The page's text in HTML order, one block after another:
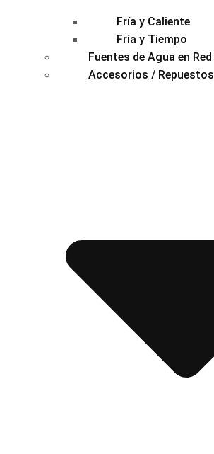
Fría y Caliente
Fría y Tiempo
Fuentes de Agua en Red
Accesorios / Repuestos